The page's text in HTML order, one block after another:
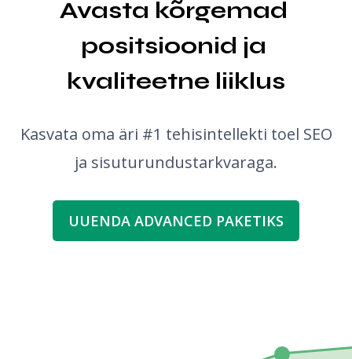
Avasta kõrgemad
positsioonid ja
kvaliteetne liiklus
Kasvata oma äri #1 tehisintellekti toel SEO
ja sisuturundustarkvaraga.
UUENDA ADVANCED PAKETIKS